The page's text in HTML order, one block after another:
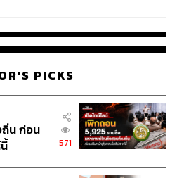
PICKS
น ก่อน
571